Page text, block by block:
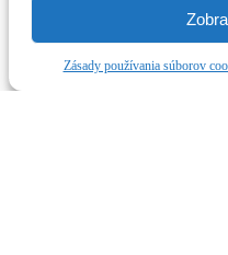
Zásady používania súborov